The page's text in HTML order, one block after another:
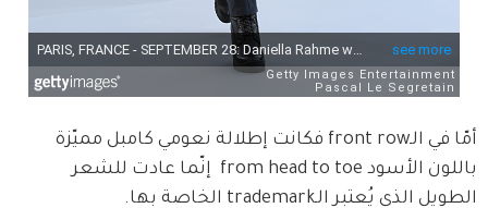
أمّا في الـfront row فكانت إطلالة نعومي كامبل مميّزة
باللون الأسود from head to toe  إنّما عادت للشعر
الطويل الذي يُعتبر الـtrademark الخاصة بها.